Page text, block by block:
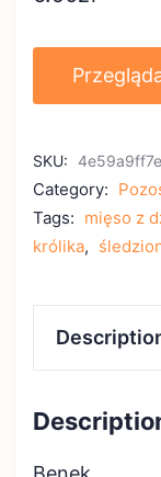
SKU:
Category:
Tags: mięso z
królika,